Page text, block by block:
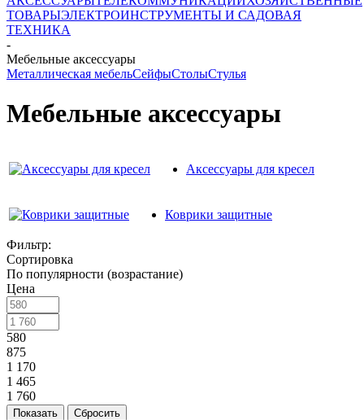
ТОВАРЫЭЛЕКТРОИНСТРУМЕНТЫ И САДОВАЯ
ТЕХНИКА
-
Мебельные аксессуары
Металлическая мебельСейфыСтолыСтулья
Мебельные аксессуары
Аксессуары для кресел
Коврики защитные
Фильтр:
Сортировка
По популярности (возрастание)
Цена
580
875
1 170
1 465
1 760
Показать Сбросить